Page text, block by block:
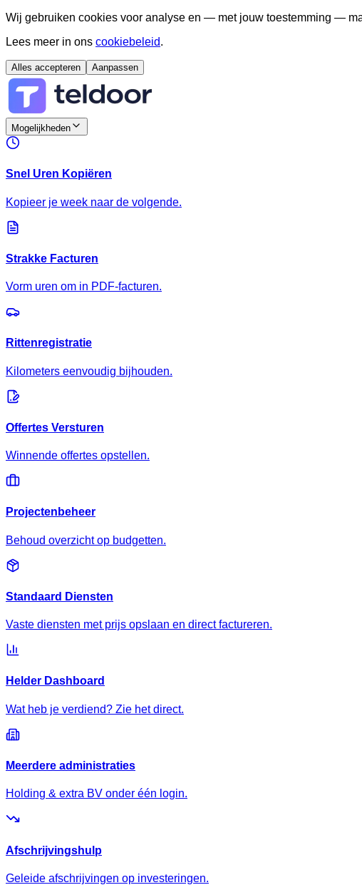
Wij gebruiken cookies voor analyse en — met jouw toestemming —
Lees meer in ons cookiebeleid.
Alles accepteren Aanpassen
Mogelijkheden
Snel Uren Kopiëren
Kopieer je week naar de volgende.
Strakke Facturen
Vorm uren om in PDF-facturen.
Rittenregistratie
Kilometers eenvoudig bijhouden.
Offertes Versturen
Winnende offertes opstellen.
Projectenbeheer
Behoud overzicht op budgetten.
Standaard Diensten
Vaste diensten met prijs opslaan en direct factureren.
Helder Dashboard
Wat heb je verdiend? Zie het direct.
Meerdere administraties
Holding & extra BV onder één login.
Afschrijvingshulp
Geleide afschrijvingen op investeringen.